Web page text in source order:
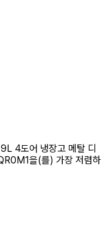
4도어 냉장고 메탈 디
을(를) 가장 저렴하